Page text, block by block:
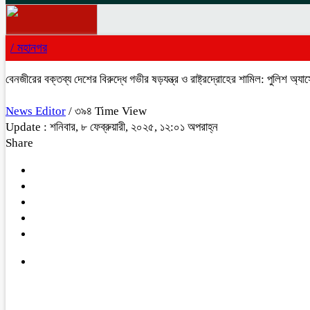
/ মহানগর
বেনজীরের বক্তব্য দেশের বিরুদ্ধে গভীর ষড়যন্ত্র ও রাষ্ট্রদ্রোহের শামিল: পুলিশ
News Editor / ৩৯৪ Time View
Update : শনিবার, ৮ ফেব্রুয়ারী, ২০২৫, ১২:০১ অপরাহ্ন
Share